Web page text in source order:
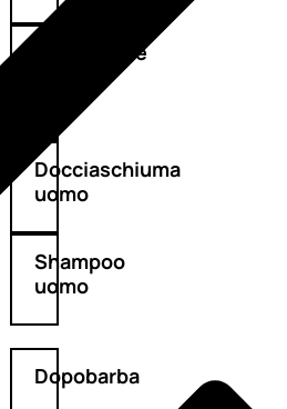
Detergente
uomo
Docciaschiuma
uomo
Shampoo
uomo
Dopobarba